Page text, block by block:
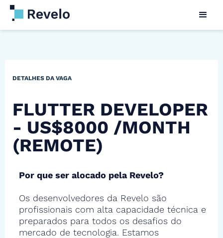
DETALHES DA VAGA
FLUTTER DEVELOPER
- US$8000 /MONTH
(REMOTE)
Por que ser alocado pela Revelo?
Os desenvolvedores da Revelo são
profissionais com alta capacidade técnica e
preparados para todos os desafios do
mercado de tecnologia. Estamos